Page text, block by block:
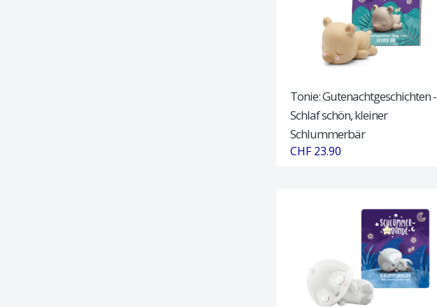
Tonie: Gutenachtgeschichten -
Schlaf schön, kleiner
Schlummerbär
CHF 23.90